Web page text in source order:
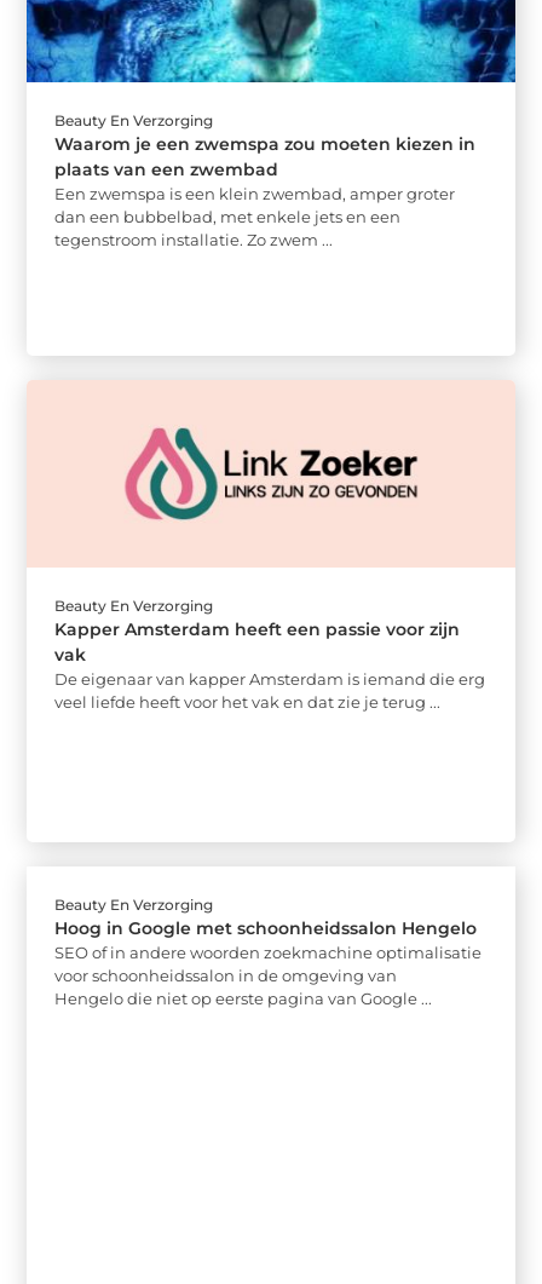
Beauty En Verzorging
Waarom je een zwemspa zou moeten kiezen in
plaats van een zwembad
Een zwemspa is een klein zwembad, amper groter
dan een bubbelbad, met enkele jets en een
tegenstroom installatie. Zo zwem ...
Beauty En Verzorging
Kapper Amsterdam heeft een passie voor zijn
vak
De eigenaar van kapper Amsterdam is iemand die erg
veel liefde heeft voor het vak en dat zie je terug ...
Beauty En Verzorging
Hoog in Google met schoonheidssalon Hengelo
SEO of in andere woorden zoekmachine optimalisatie
voor schoonheidssalon in de omgeving van
Hengelo die niet op eerste pagina van Google ...